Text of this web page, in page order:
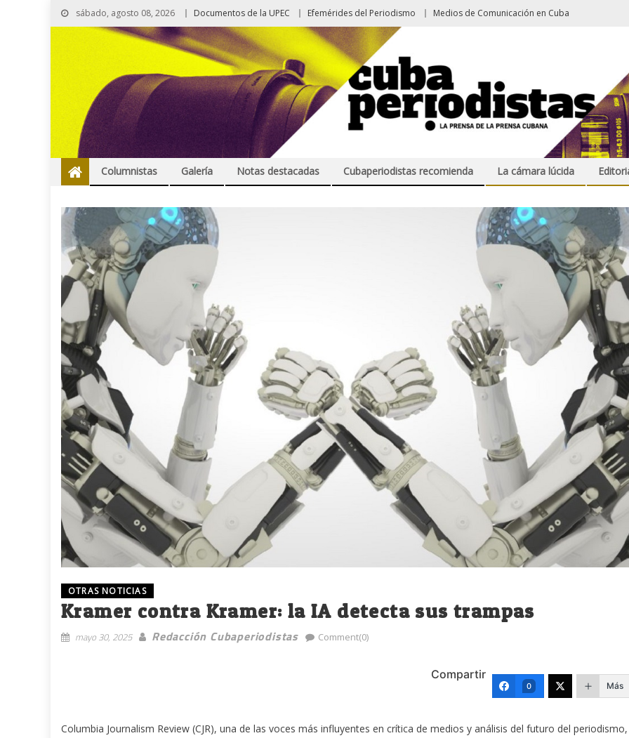
sábado, agosto 08, 2026 Documentos de la UPEC Efemérides del Periodismo Medios de Comunicación en Cuba
Columnistas Galería Notas destacadas Cubaperiodistas recomienda La cámara lúcida
OTRAS NOTICIAS
Kramer contra Kramer: la IA detecta sus trampas
mayo 30, 2025 Redacción Cubaperiodistas Comment(0)
Compartir
0 Más
Columbia Journalism Review (CJR), una de las voces más influyentes en crítica de medios y análisis del futuro del periodismo,